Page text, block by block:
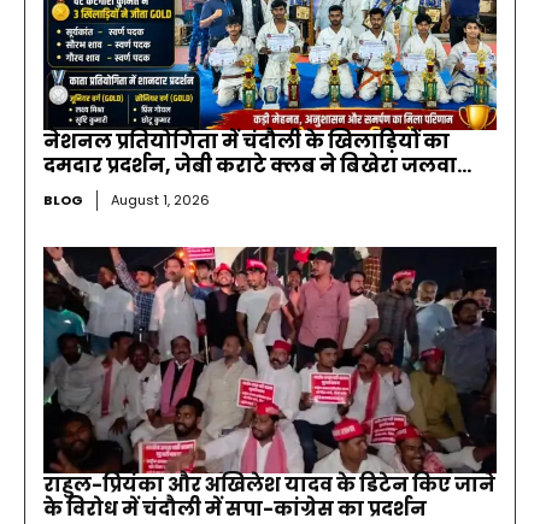
नेशनल प्रतियोगिता में चंदौली के खिलाड़ियों का
दमदार प्रदर्शन, जेबी कराटे क्लब ने बिखेरा जलवा…
BLOG August 1, 2026
राहुल-प्रियंका और अखिलेश यादव के डिटेन किए जाने
के विरोध में चंदौली में सपा-कांग्रेस का प्रदर्शन